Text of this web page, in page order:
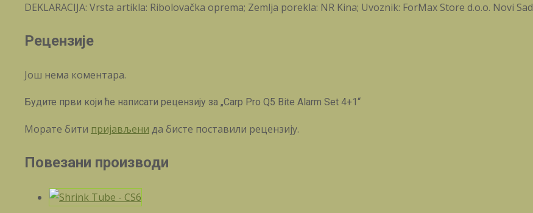
DEKLARACIJA: Vrsta artikla: Ribolovačka oprema; Zemlja porekla: NR Kina; Uvoznik: ForMax Store d.o.o. Novi Sad
Рецензије
Још нема коментара.
Будите први који ће написати рецензију за „Carp Pro Q5 Bite Alarm Set 4+1“
Морате бити пријављени да бисте поставили рецензију.
Повезани производи